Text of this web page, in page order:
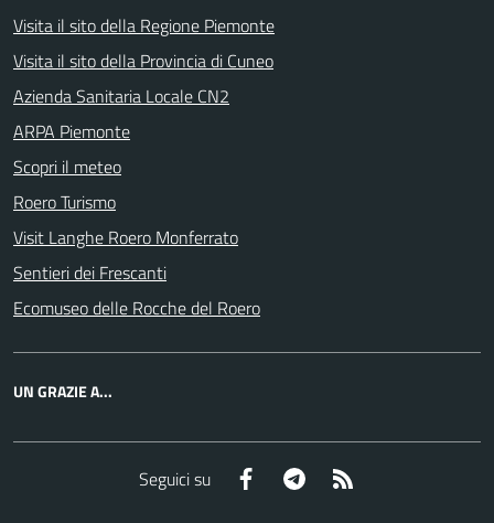
Visita il sito della Regione Piemonte
Visita il sito della Provincia di Cuneo
Azienda Sanitaria Locale CN2
ARPA Piemonte
Scopri il meteo
Roero Turismo
Visit Langhe Roero Monferrato
Sentieri dei Frescanti
Ecomuseo delle Rocche del Roero
UN GRAZIE A...
Seguici su Facebook Telegram